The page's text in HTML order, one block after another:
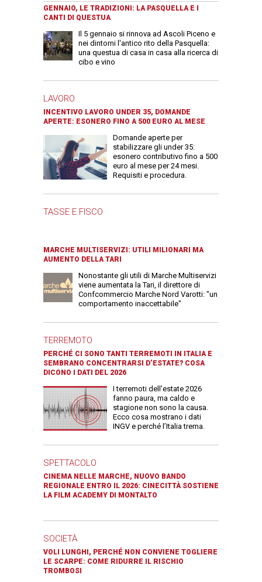
GENNAIO, LE TRADIZIONI: LA PASQUELLA E I
CANTI DI QUESTUA
Il 5 gennaio si rinnova ad Ascoli Piceno e
nei dintorni l'antico rito della Pasquella:
una questua di casa in casa alla ricerca di
cibo e vino
LAVORO
INCENTIVO LAVORO UNDER 35, DOMANDE
APERTE: ESONERO FINO A 500 EURO AL MESE
Domande aperte per
stabilizzare gli under 35:
esonero contributivo fino a 500
euro al mese per 24 mesi.
Requisiti e procedura.
TASSE E FISCO
MARCHE MULTISERVIZI: UTILI MILIONARI MA
AUMENTO DELLA TARI
Nonostante gli utili di Marche Multiservizi
viene aumentata la Tari, il direttore di
Confcommercio Marche Nord Varotti: "un
comportamento inaccettabile"
TERREMOTO
PERCHÉ CI SONO TANTI TERREMOTI IN ITALIA E
SEMBRANO CONCENTRARSI D’ESTATE? COSA
DICONO I DATI DEL 2026
I terremoti dell’estate 2026
fanno paura, ma caldo e
stagione non sono la causa.
Ecco cosa mostrano i dati
INGV e perché l’Italia trema.
SPETTACOLO
CINEMA NELLE MARCHE, NUOVO BANDO
REGIONALE ENTRO IL 2026: CINECITTÀ SOSTIENE
LA FILM ACADEMY DI MONTALTO
SOCIETÀ
VOLI LUNGHI, PERCHÉ NON CONVIENE TOGLIERE
LE SCARPE: COME RIDURRE IL RISCHIO
TROMBOSI